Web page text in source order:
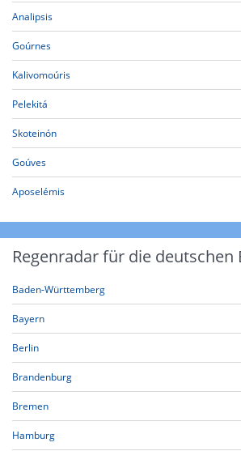
Analipsis
Goúrnes
Kalivomoúris
Pelekitá
Skoteinón
Goúves
Aposelémis
Regenradar für die deutschen
Baden-Württemberg
Bayern
Berlin
Brandenburg
Bremen
Hamburg